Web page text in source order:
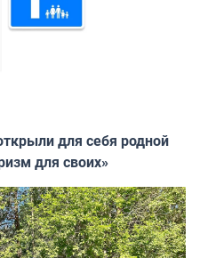
для себя родной
для своих»